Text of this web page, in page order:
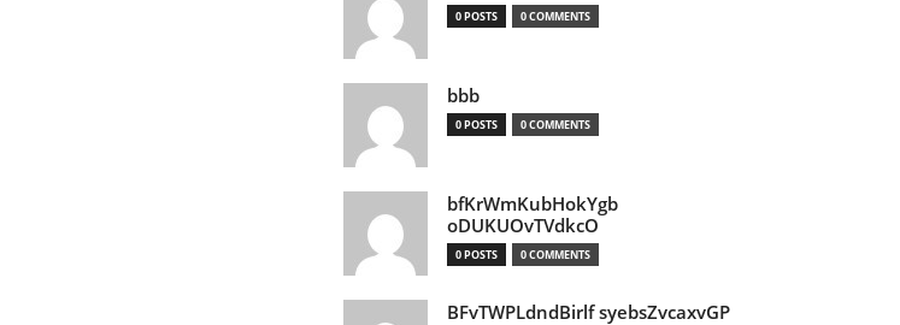
0 POSTS 0 COMMENTS
bbb
0 POSTS 0 COMMENTS
bfKrWmKubHokYgb
oDUKUOvTVdkcO
0 POSTS 0 COMMENTS
BFvTWPLdndBirlf syebsZvcaxvGP